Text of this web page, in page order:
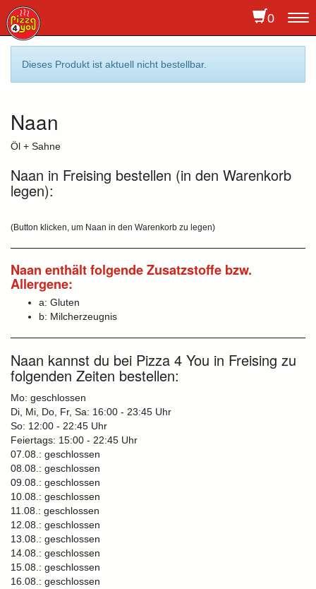
0
Dieses Produkt ist aktuell nicht bestellbar.
Naan
Öl + Sahne
Naan in Freising bestellen (in den Warenkorb
legen):
(Button klicken, um Naan in den Warenkorb zu legen)
Naan enthält folgende Zusatzstoffe bzw.
Allergene:
a: Gluten
b: Milcherzeugnis
Naan kannst du bei Pizza 4 You in Freising zu
folgenden Zeiten bestellen:
Mo: geschlossen
Di, Mi, Do, Fr, Sa: 16:00 - 23:45 Uhr
So: 12:00 - 22:45 Uhr
Feiertags: 15:00 - 22:45 Uhr
07.08.: geschlossen
08.08.: geschlossen
09.08.: geschlossen
10.08.: geschlossen
11.08.: geschlossen
12.08.: geschlossen
13.08.: geschlossen
14.08.: geschlossen
15.08.: geschlossen
16.08.: geschlossen